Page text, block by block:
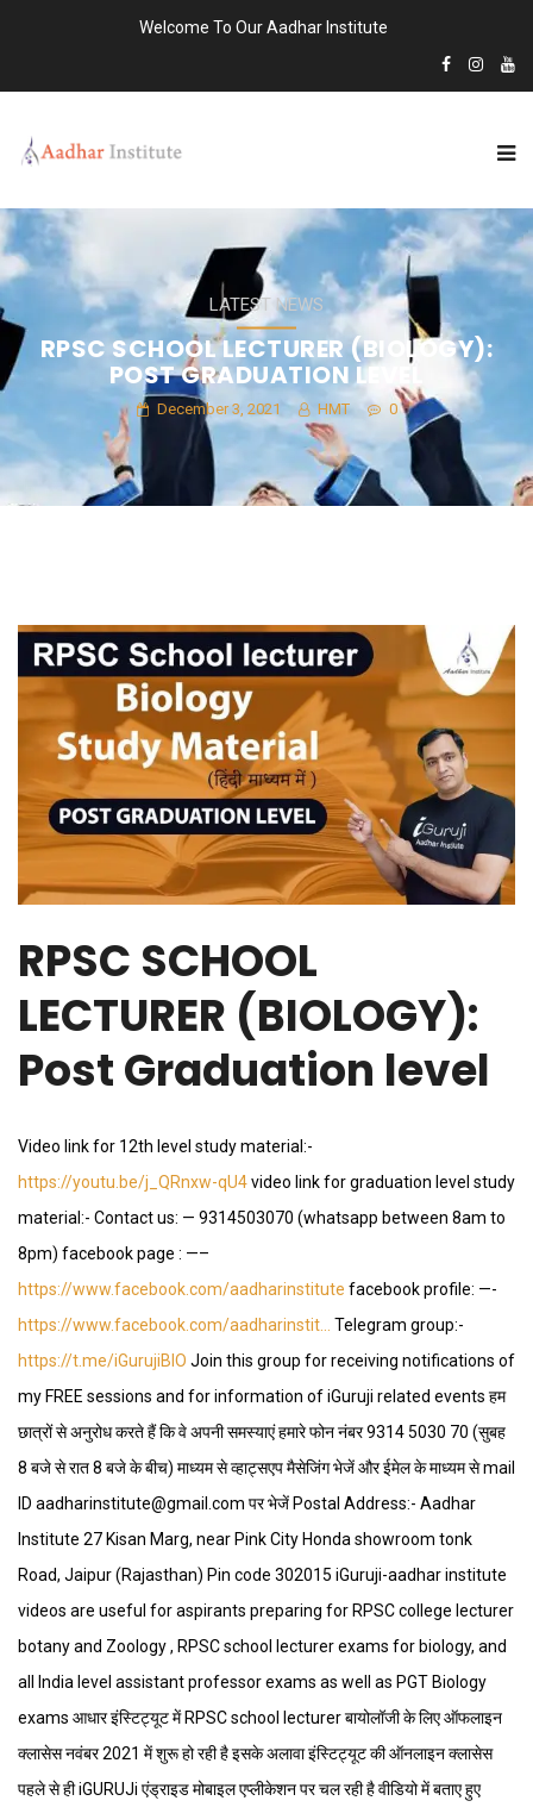
Welcome To Our Aadhar Institute
LATEST NEWS
RPSC SCHOOL LECTURER (BIOLOGY):
POST GRADUATION LEVEL
December 3, 2021 HMT 0
RPSC SCHOOL
LECTURER (BIOLOGY):
Post Graduation level
Video link for 12th level study material:-
https://youtu.be/j_QRnxw-qU4video link for graduation level study
material:- Contact us: — 9314503070 (whatsapp between 8am to
8pm) facebook page : —–
https://www.facebook.com/aadharinstitute facebook profile: —-
https://www.facebook.com/aadharinstit…
Telegram group:-
https://t.me/iGurujiBIO Join this group for receiving notifications of
my FREE sessions and for information of iGuruji related events हम
छात्रों से अनुरोध करते हैं कि वे अपनी समस्याएं हमारे फोन नंबर 9314 5030 70 (सुबह
8 बजे से रात 8 बजे के बीच) माध्यम से व्हाट्सएप मैसेजिंग भेजें और ईमेल के माध्यम से mail
ID aadharinstitute@gmail.com पर भेजें Postal Address:- Aadhar
Institute 27 Kisan Marg, near Pink City Honda showroom tonk
Road, Jaipur (Rajasthan) Pin code 302015 iGuruji-aadhar institute
videos are useful for aspirants preparing for RPSC college lecturer
botany and Zoology , RPSC school lecturer exams for biology, and
all India level assistant professor exams as well as PGT Biology
exams आधार इंस्टिट्यूट में RPSC school lecturer बायोलॉजी के लिए ऑफलाइन
क्लासेस नवंबर 2021 में शुरू हो रही है इसके अलावा इंस्टिट्यूट की ऑनलाइन क्लासेस
पहले से ही iGURUJi एंड्राइड मोबाइल एप्लीकेशन पर चल रही है वीडियो में बताए हुए